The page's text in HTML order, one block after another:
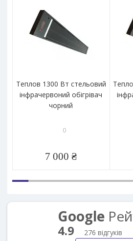
Теплов 1300 Вт стельовий
інфрачервоний обігрівач
чорний
0
7 000 ₴
Google
4.9
276 відгуків